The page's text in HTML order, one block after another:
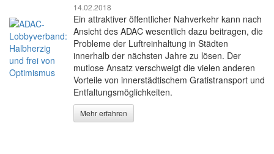
14.02.2018
Ein attraktiver öffentlicher Nahverkehr kann nach
Ansicht des ADAC wesentlich dazu beitragen, die
Probleme der Luftreinhaltung in Städten
innerhalb der nächsten Jahre zu lösen. Der
mutlose Ansatz verschweigt die vielen anderen
Vorteile von innerstädtischem Gratistransport und
Entfaltungsmöglichkeiten.
Mehr erfahren